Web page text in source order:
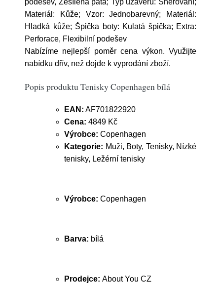
podešev, Zesílená pata; Typ uzávěru: Šněrování;
Materiál: Kůže; Vzor: Jednobarevný; Materiál:
Hladká kůže; Špička boty: Kulatá špička; Extra:
Perforace, Flexibilní podešev
Nabízíme nejlepší poměr cena výkon. Využijte
nabídku dřív, než dojde k vyprodání zboží.
Popis produktu Tenisky Copenhagen bílá
EAN: AF701822920
Cena: 4849 Kč
Výrobce: Copenhagen
Kategorie: Muži, Boty, Tenisky, Nízké
tenisky, Ležérní tenisky
Výrobce: Copenhagen
Barva: bílá
Prodejce: About You CZ